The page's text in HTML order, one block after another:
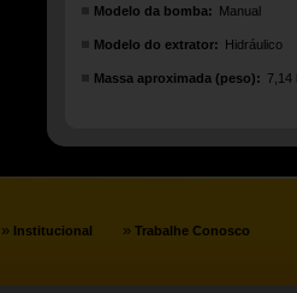
Modelo da bomba: Manual
Modelo do extrator: Hidráulico
Massa aproximada (peso): 7,14
» Institucional » Trabalhe Conosco